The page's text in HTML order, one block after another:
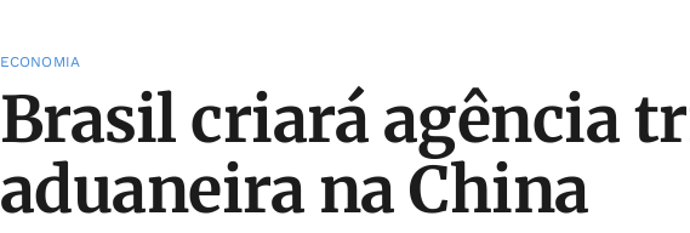
ECONOMIA
Brasil criará agência
aduaneira na China